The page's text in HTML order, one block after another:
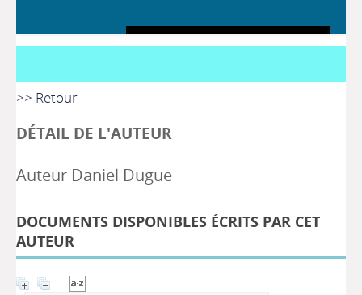
>> Retour
DÉTAIL DE L'AUTEUR
Auteur Daniel Dugue
DOCUMENTS DISPONIBLES ÉCRITS PAR CET
AUTEUR